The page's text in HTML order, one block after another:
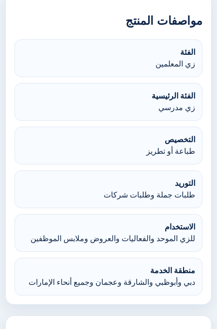
مواصفات المنتج
الفئة
زي المعلمين
الفئة الرئيسية
زي مدرسي
التخصيص
طباعة أو تطريز
التوريد
طلبات جملة وطلبات شركات
الاستخدام
للزي الموحد والفعاليات والعروض وملابس الموظفين
منطقة الخدمة
دبي وأبوظبي والشارقة وعجمان وجميع أنحاء الإمارات